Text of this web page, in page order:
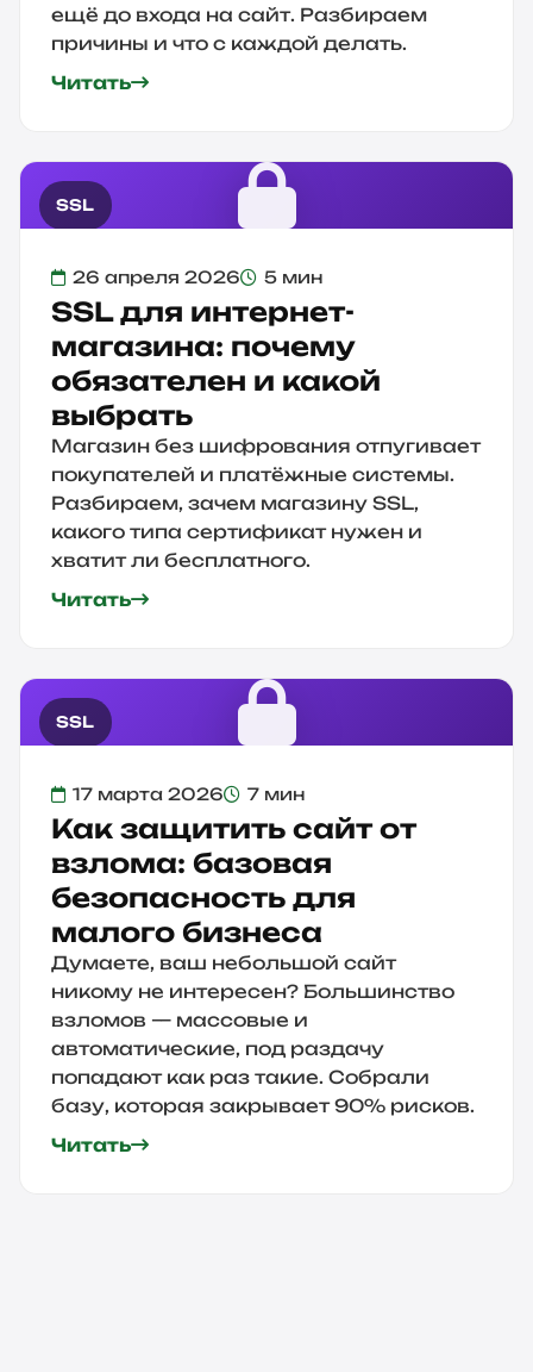
ещё до входа на сайт. Разбираем
причины и что с каждой делать.
Читать
SSL
26 апреля 2026 5 мин
SSL для интернет-
магазина: почему
обязателен и какой
выбрать
Магазин без шифрования отпугивает
покупателей и платёжные системы.
Разбираем, зачем магазину SSL,
какого типа сертификат нужен и
хватит ли бесплатного.
Читать
SSL
17 марта 2026 7 мин
Как защитить сайт от
взлома: базовая
безопасность для
малого бизнеса
Думаете, ваш небольшой сайт
никому не интересен? Большинство
взломов — массовые и
автоматические, под раздачу
попадают как раз такие. Собрали
базу, которая закрывает 90% рисков.
Читать